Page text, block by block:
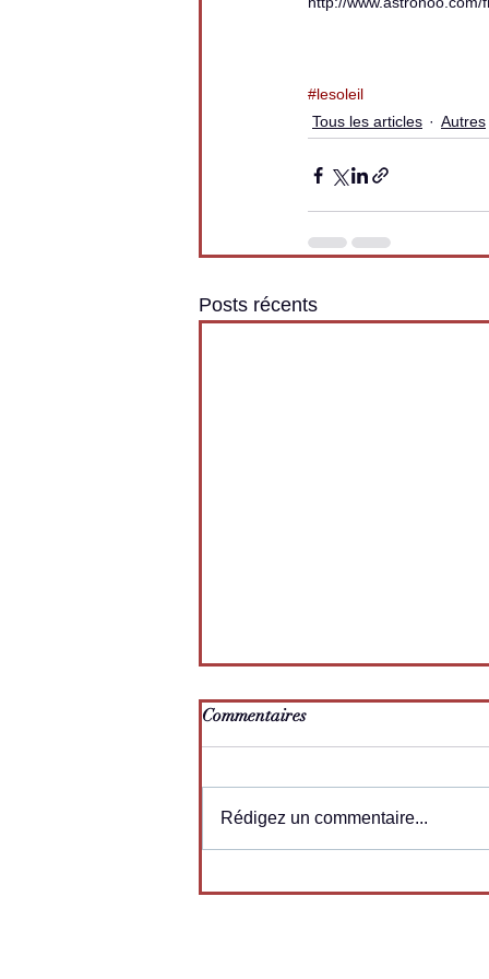
#lesoleil
Tous les articles
Autres
Posts récents
équation de la physique
Commentaires
Rédigez un commentaire...